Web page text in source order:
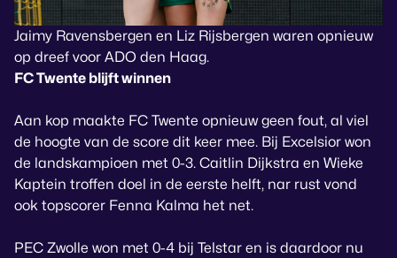
Jaimy Ravensbergen en Liz Rijsbergen waren opnieuw
op dreef voor ADO den Haag.
FC Twente blijft winnen
Aan kop maakte FC Twente opnieuw geen fout, al viel
de hoogte van de score dit keer mee. Bij Excelsior won
de landskampioen met 0-3. Caitlin Dijkstra en Wieke
Kaptein troffen doel in de eerste helft, nar rust vond
ook topscorer Fenna Kalma het net.
PEC Zwolle won met 0-4 bij Telstar en is daardoor nu